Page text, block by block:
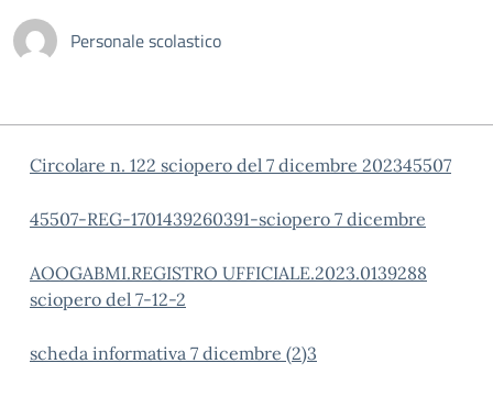
Personale scolastico
Circolare n. 122 sciopero del 7 dicembre 202345507
45507-REG-1701439260391-sciopero 7 dicembre
AOOGABMI.REGISTRO UFFICIALE.2023.0139288
sciopero del 7-12-2
scheda informativa 7 dicembre (2)3